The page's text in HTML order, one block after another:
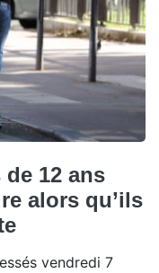
12 ans
alors qu’ils
vendredi 7